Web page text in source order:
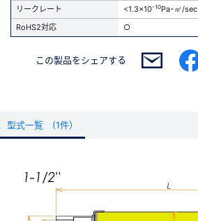
リークレート
<1.3x10-10Pa･㎥/sec
RoHS2対応
○
この製品をシェアする
型式一覧 (1件）